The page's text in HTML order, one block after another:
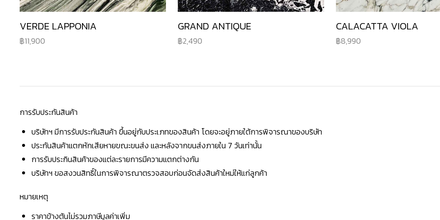
VERDE LAPPONIA
11,900
GRAND ANTIQUE
2,490
CALACATTA VIOLA
8,990
การรับประกันสินค้า
บริษัทฯ มีการรับประกันสินค้า ขึ้นอยู่กับประเภทของสินค้า โดยจะอยู่ภายใต้การพิจารณาของบริษัท
ประกันสินค้าแตกหักเสียหายขณะขนส่ง และหลังจากขนส่งภายใน 7 วันเท่านั้น
การรับประกินสินค้าของแต่ละรายการมีความแตกต่างกัน
บริษัทฯ ขอสงวนสิทธิ์ในการพิจารณาตรวจสอบก่อนจัดส่งสินค้าใหม่ให้แก่ลูกค้า
หมายเหตุ
ราคาข้างต้นไม่รวมภาษีมูลค่าเพิ่ม